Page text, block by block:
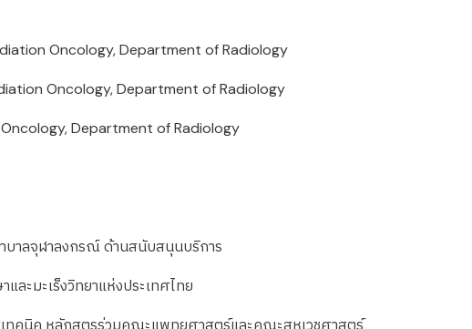
Oncology, Department of Radiology
Oncology, Department of Radiology
Department of Radiology
บาลจุฬาลงกรณ์ ด้านสนับสนุนบริการ
ละมะเร็งวิทยาแห่งประเทศไทย
คนิค หลักสูตรร่วมคณะแพทยศาสตร์และคณะสหเวชศาสตร์